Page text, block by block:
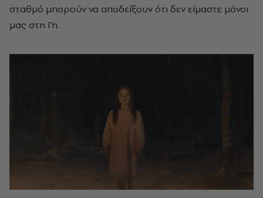
σταθμό μπορούν να αποδείξουν ότι δεν είμαστε μόνοι
μας στη Γη.